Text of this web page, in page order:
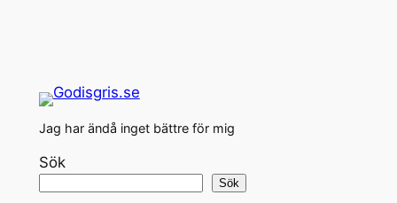
Jag har ändå inget bättre för mig
Sök
Sök